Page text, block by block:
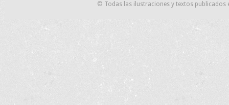
© Todas las ilustraciones y textos publicados